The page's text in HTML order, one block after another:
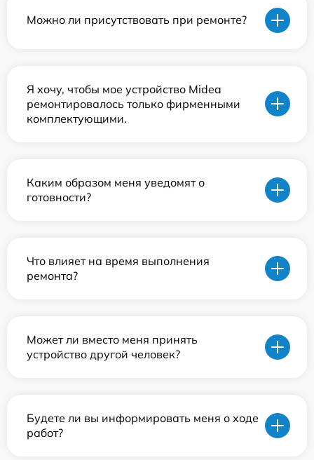
Можно ли присутствовать при ремонте?
Я хочу, чтобы мое устройство Midea
ремонтировалось только фирменными
комплектующими.
Каким образом меня уведомят о
готовности?
Что влияет на время выполнения
ремонта?
Может ли вместо меня принять
устройство другой человек?
Будете ли вы информировать меня о ходе
работ?